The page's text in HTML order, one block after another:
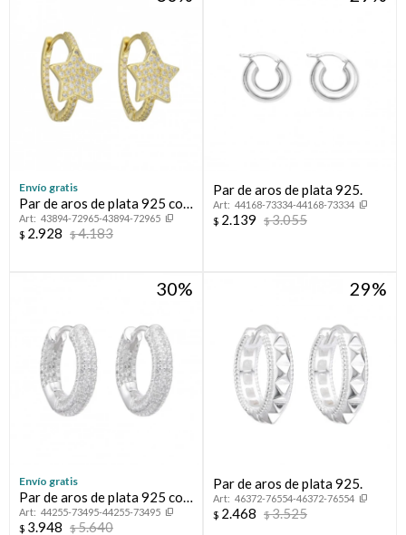
Envío gratis
Par de aros de plata 925 con
baño de oro amarillo y
circonias, ESTRELLA.
43894-72965-43894-72965
$ 2.928 $4.183
Par de aros de plata 925.
44168-73334-44168-73334
$ 2.139 $3.055
30
Envío gratis
Par de aros de plata 925 con
circonias.
44255-73495-44255-73495
$ 3.948 $5.640
29
Par de aros de plata 925.
46372-76554-46372-76554
$ 2.468 $3.525